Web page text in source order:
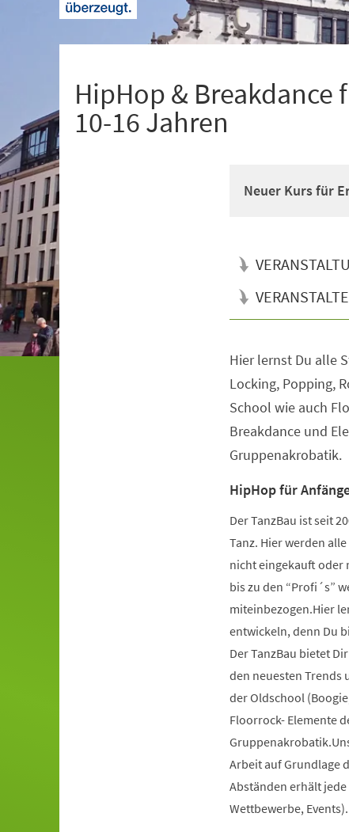
HipHop &
10-16 Jahren
Neuer Kurs für
Hier lernst Du alle
Locking, Popping,
School wie auch
Breakdance und
Gruppenakrobatik.
HipHop für
Der TanzBau ist seit
Tanz. Hier werden
nicht eingekauft oder
bis zu den “Profi´s”
miteinbezogen.Hier
entwickeln, denn Du
Der TanzBau bietet
den neuesten Trends
der Oldschool
Floorrock- Elemente
Arbeit auf Grundlage
Abständen erhält
Wettbewerbe, Events).